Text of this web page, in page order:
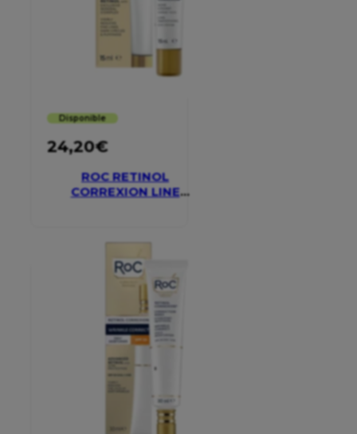
Disponible
24,20€
ROC RETINOL
CORREXION LINE